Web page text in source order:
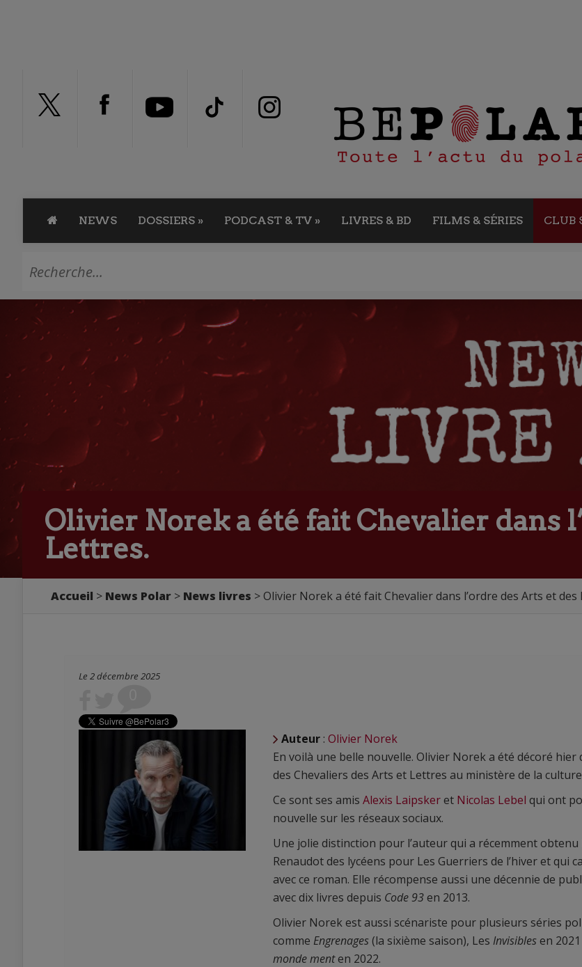
NEWS DOSSIERS » PODCAST & TV » LIVRES & BD FILMS & SÉRIES CLUB
Olivier Norek a été fait Chevalier dans
Lettres.
Accueil > News Polar > News livres > Olivier Norek a été fait Chevalier dans l’ordre des Arts et des
Le 2 décembre 2025
Auteur : Olivier Norek
En voilà une belle nouvelle. Olivier Norek a été décoré hier
des Chevaliers des Arts et Lettres au ministère de la
Ce sont ses amis Alexis Laipskeret Nicolas Lebel qui ont
nouvelle sur les réseaux sociaux.
Une jolie distinction pour l’auteur qui a récemment obtenu
Renaudot des lycéens pour Les Guerriers de l’hiver et qui
avec ce roman. Elle récompense aussi une décennie de
avec dix livres depuis Code 93en 2013.
Olivier Norek est aussi scénariste pour plusieurs séries
comme Engrenages(la sixième saison), Les Invisiblesen
monde menten 2022.